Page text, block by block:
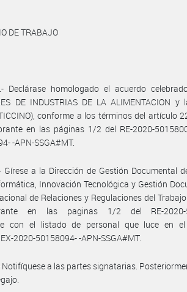
DE TRABAJO
Declárase homologado el acuerdo
DE INDUSTRIAS DE LA ALIMENTACION
conforme a los términos del artículo
en las páginas 1/2 del RE-2020-
-APN-SSGA#MT.
Gírese a la Dirección de Gestión Documental
Innovación Tecnológica y Gestión
de Relaciones y Regulaciones del
en las paginas 1/2 del RE-2020-
con el listado de personal que luce en el
2020-50158094- -APN-SSGA#MT.
Notifíquese a las partes signatarias.